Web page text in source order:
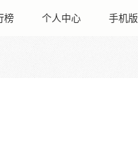
榜 个人中心 手机版